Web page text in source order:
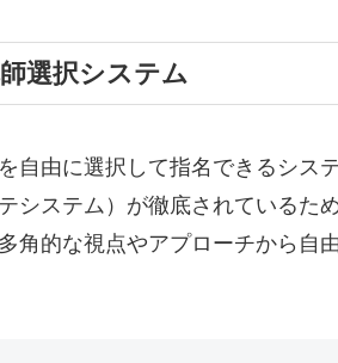
選択システム
自由に選択して指名できるシス
システム）が徹底されているた
角的な視点やアプローチから自